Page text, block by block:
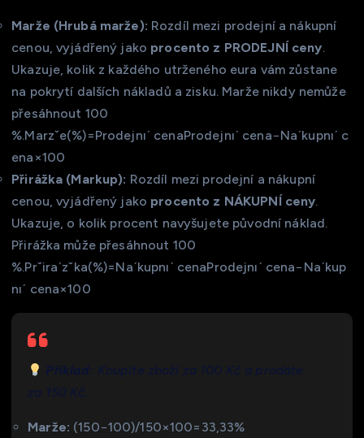
Marže (Hrubá marže): Rozdíl mezi prodejní a nákupní
cenou, vyjádřený jako procento z PRODEJNÍ ceny.
Ukazuje, kolik z každého utrženého eura vám zůstane
na pokrytí dalších nákladů a zisku. Marže nikdy nemůže
přesáhnout 100
%.Marzˇe(%)=Prodejnıˊ cenaProdejnıˊ cena−Naˊkupnıˊ c
ena​×100
Přirážka (Markup): Rozdíl mezi prodejní a nákupní
cenou, vyjádřený jako procento z NÁKUPNÍ ceny.
Ukazuje, o kolik procent navyšujete původní náklad.
Přirážka může přesáhnout 100
%.Prˇiraˊzˇka(%)=Naˊkupnıˊ cenaProdejnıˊ cena−Naˊkup
nıˊ cena​×100
Příklad:
Koupíte zboží za 100 Kč a prodáte
za 150 Kč.
Marže: (150−100)/150×100=33,33%